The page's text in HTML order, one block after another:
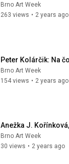
Brno Art Week
263 views • 2 years ago
Peter Kolárčik: Na
Brno Art Week
154 views • 2 years ago
Anežka J.
Brno Art Week
30 views • 2 years ago